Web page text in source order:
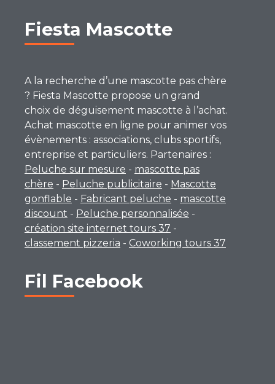
Fiesta Mascotte
A la recherche d’une mascotte pas chère
? Fiesta Mascotte propose un grand
choix de déguisement mascotte à l’achat.
Achat mascotte en ligne pour animer vos
évènements : associations, clubs sportifs,
entreprise et particuliers. Partenaires :
Peluche sur mesure - mascotte pas
chère - Peluche publicitaire - Mascotte
gonflable - Fabricant peluche - mascotte
discount - Peluche personnalisée -
création site internet tours 37 -
classement pizzeria - Coworking tours 37
Fil Facebook